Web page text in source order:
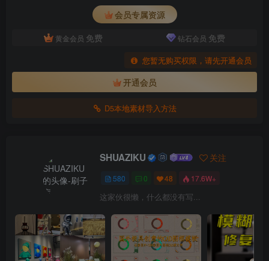
会员专属资源
黄金会员 免费 钻石会员 免费
您暂无购买权限，请先开通会员
开通会员
D5本地素材导入方法
SHUAZIKU 关注
580 0 48 17.6W+
这家伙很懒，什么都没有写...